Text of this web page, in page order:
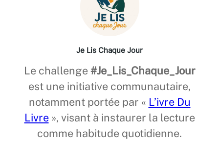
Je Lis Chaque Jour
Le challenge#Je_Lis_Chaque_Jour
est une initiative communautaire,
notamment portée par « L’ivre Du
Livre», visant à instaurer la lecture
comme habitude quotidienne.